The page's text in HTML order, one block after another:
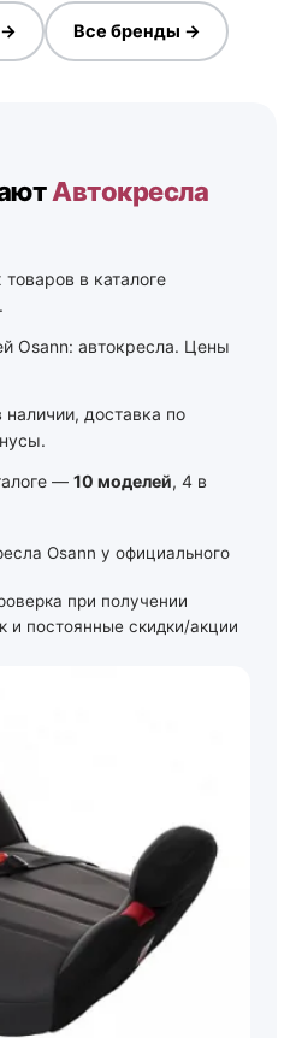
→ Все бренды →
Автокресла
в каталоге
Osann: автокресла. Цены
доставка по
— 10 моделей, 4 в
Osann у официального
при получении
и постоянные скидки/акции